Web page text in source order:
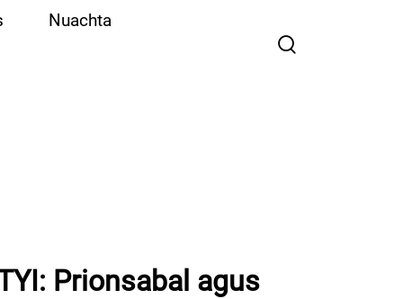
Nuachta
Prionsabal agus